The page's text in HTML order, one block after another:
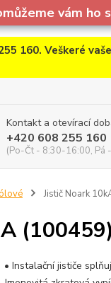
vám ho
160. Veškeré
Kontakt a otevírací
+420 608 255 160
(Po-Čt - 8:30-16:00, Pá
Jistič Noark
(100459)
• Instalační jističe